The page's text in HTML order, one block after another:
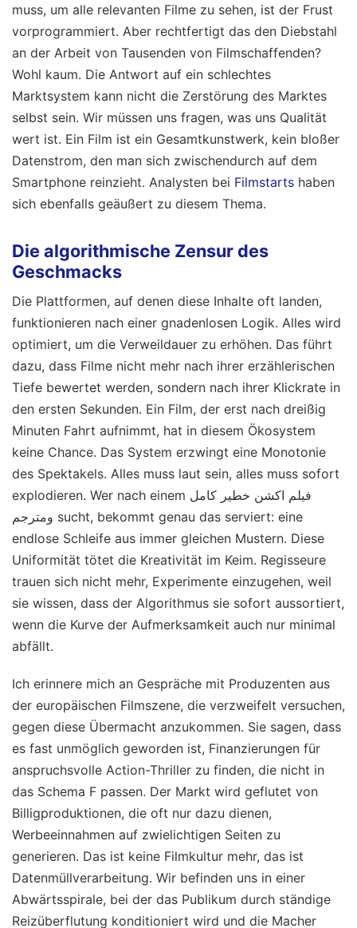
muss, um alle relevanten Filme zu sehen, ist der Frust
vorprogrammiert. Aber rechtfertigt das den Diebstahl
an der Arbeit von Tausenden von Filmschaffenden?
Wohl kaum. Die Antwort auf ein schlechtes
Marktsystem kann nicht die Zerstörung des Marktes
selbst sein. Wir müssen uns fragen, was uns Qualität
wert ist. Ein Film ist ein Gesamtkunstwerk, kein bloßer
Datenstrom, den man sich zwischendurch auf dem
Smartphone reinzieht. Analysten bei Filmstarts haben
sich ebenfalls geäußert zu diesem Thema.
Die algorithmische Zensur des
Geschmacks
Die Plattformen, auf denen diese Inhalte oft landen,
funktionieren nach einer gnadenlosen Logik. Alles wird
optimiert, um die Verweildauer zu erhöhen. Das führt
dazu, dass Filme nicht mehr nach ihrer erzählerischen
Tiefe bewertet werden, sondern nach ihrer Klickrate in
den ersten Sekunden. Ein Film, der erst nach dreißig
Minuten Fahrt aufnimmt, hat in diesem Ökosystem
keine Chance. Das System erzwingt eine Monotonie
des Spektakels. Alles muss laut sein, alles muss sofort
explodieren. Wer nach einem فيلم اكشن خطير كامل
ومترجم sucht, bekommt genau das serviert: eine
endlose Schleife aus immer gleichen Mustern. Diese
Uniformität tötet die Kreativität im Keim. Regisseure
trauen sich nicht mehr, Experimente einzugehen, weil
sie wissen, dass der Algorithmus sie sofort aussortiert,
wenn die Kurve der Aufmerksamkeit auch nur minimal
abfällt.
Ich erinnere mich an Gespräche mit Produzenten aus
der europäischen Filmszene, die verzweifelt versuchen,
gegen diese Übermacht anzukommen. Sie sagen, dass
es fast unmöglich geworden ist, Finanzierungen für
anspruchsvolle Action-Thriller zu finden, die nicht in
das Schema F passen. Der Markt wird geflutet von
Billigproduktionen, die oft nur dazu dienen,
Werbeeinnahmen auf zwielichtigen Seiten zu
generieren. Das ist keine Filmkultur mehr, das ist
Datenmüllverarbeitung. Wir befinden uns in einer
Abwärtsspirale, bei der das Publikum durch ständige
Reizüberflutung konditioniert wird und die Macher